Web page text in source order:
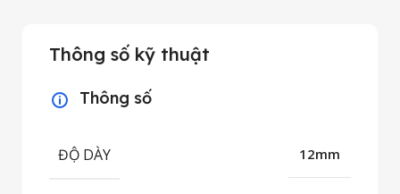
Thông số kỹ thuật
Thông số
ĐỘ DÀY 12mm